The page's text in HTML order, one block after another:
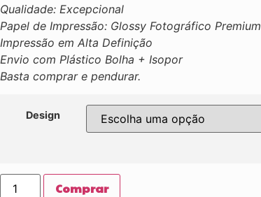
Qualidade: Excepcional
Papel de Impressão: Glossy Fotográfico Premium
Impressão em Alta Definição
Envio com Plástico Bolha + Isopor
Basta comprar e pendurar.
Design
Comprar